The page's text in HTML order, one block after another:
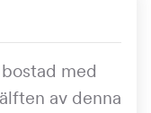
med
av denna